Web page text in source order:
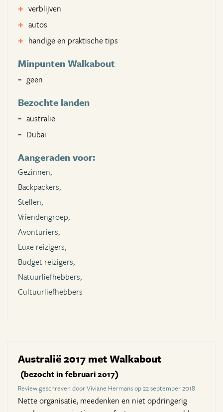
verblijven
autos
handige en praktische tips
Minpunten Walkabout
geen
Bezochte landen
australie
Dubai
Aangeraden voor:
Gezinnen,
Backpackers,
Stellen,
Vriendengroep,
Avonturiers,
Luxe reizigers,
Budget reizigers,
Natuurliefhebbers,
Cultuurliefhebbers
Australië 2017 met Walkabout
(bezocht in februari 2017)
Review geschreven door Viviane Hermans op 22 september 2018
Nette organisatie, meedenken en niet opdringerig